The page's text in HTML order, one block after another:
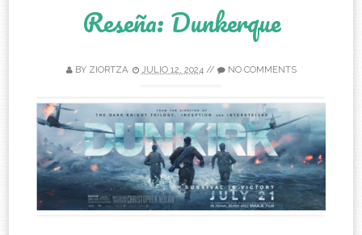
Reseña: Dunkerque
BY ZIORTZA JULIO 12, 2024// NO COMMENTS